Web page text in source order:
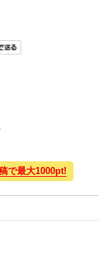
で最大1000pt!